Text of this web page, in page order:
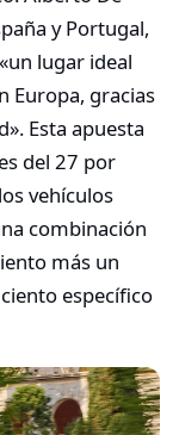
y Portugal,
lugar ideal
Europa, gracias
Esta apuesta
del 27 por
vehículos
combinación
más un
específico